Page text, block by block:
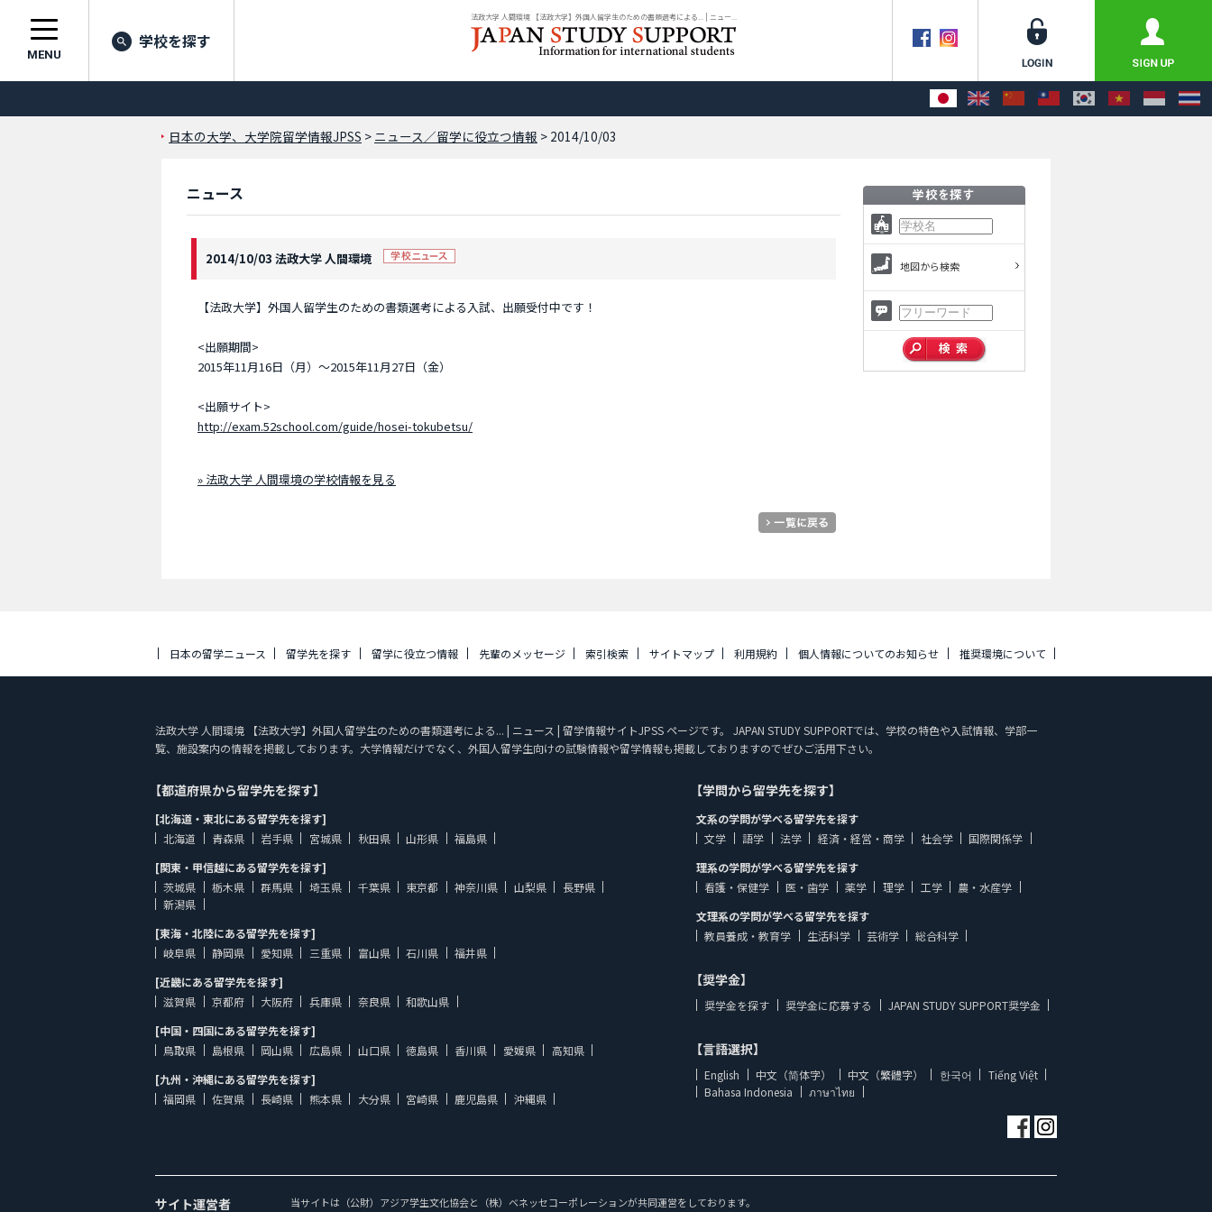
法政大学 人間環境 【法政大学】外国人留学生のための書類選考による... | ニュー...
MENU
学校を探す
日本の大学、大学院留学情報JPSS > ニュース／留学に役立つ情報 > 2014/10/03
ニュース
2014/10/03 法政大学 人間環境
【法政大学】外国人留学生のための書類選考による入試、出願受付中です！
<出願期間>
2015年11月16日（月）～2015年11月27日（金）
<出願サイト>
http://exam.52school.com/guide/hosei-tokubetsu/
» 法政大学 人間環境の学校情報を見る
地図から検索
日本の留学ニュース 留学先を探す 留学に役立つ情報 先輩のメッセージ 索引検索 サイトマップ 利用規約 個人情報についてのお知らせ 推奨環境について
法政大学 人間環境 【法政大学】外国人留学生のための書類選考による... | ニュース | 留学情報サイトJPSS ページです。 JAPAN STUDY SUPPORTでは、学校の特色や入試情報、学部一
覧、施設案内の情報を掲載しております。大学情報だけでなく、外国人留学生向けの試験情報や留学情報も掲載しておりますのでぜひご活用下さい。
【都道府県から留学先を探す】
[北海道・東北にある留学先を探す]
北海道
青森県 岩手県 宮城県 秋田県 山形県
福島県
[関東・甲信越にある留学先を探す]
茨城県
栃木県 群馬県 埼玉県 千葉県 東京都 神奈川県 山梨県
長野県
新潟県
[東海・北陸にある留学先を探す]
岐阜県
静岡県 愛知県 三重県 富山県 石川県
福井県
[近畿にある留学先を探す]
滋賀県
京都府 大阪府 兵庫県 奈良県
和歌山県
[中国・四国にある留学先を探す]
鳥取県
島根県 岡山県 広島県 山口県 徳島県 香川県 愛媛県
高知県
[九州・沖縄にある留学先を探す]
福岡県
佐賀県 長崎県 熊本県 大分県 宮崎県 鹿児島県 沖縄県
【学問から留学先を探す】
文系の学問が学べる留学先を探す
文学
語学 法学 経済・経営・商学 社会学
国際関係学
理系の学問が学べる留学先を探す
看護・保健学
医・歯学 薬学 理学 工学
農・水産学
文理系の学問が学べる留学先を探す
教員養成・教育学
生活科学 芸術学 総合科学
【奨学金】
奨学金を探す 奨学金に応募する JAPAN STUDY SUPPORT奨学金
【言語選択】
English 中文（简体字） 中文（繁體字） 한국어
Tiếng Việt
Bahasa Indonesia
ภาษาไทย
サイト運営者 当サイトは（公財）アジア学生文化協会と（株）ベネッセコーポレーションが共同運営をしております。